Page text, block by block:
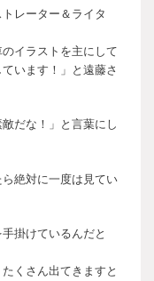
レーター＆ライタ
イラストを主にして
います！」と遠藤さ
だな！」と言葉にし
絶対に一度は見てい
掛けているんだと
くさん出てきますと